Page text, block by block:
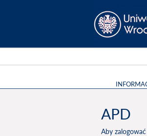
APD
Aby